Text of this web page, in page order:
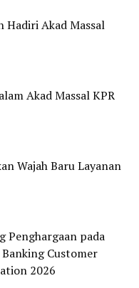
Hadiri Akad Massal
Akad Massal KPR
Wajah Baru Layanan
Penghargaan pada
Customer
2026